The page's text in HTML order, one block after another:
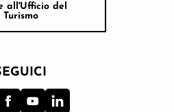
all'Ufficio del
Turismo